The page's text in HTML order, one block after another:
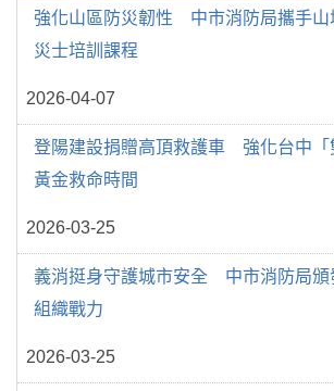
強化山區防災韌性 中市消防局攜手山
災士培訓課程
2026-04-07
登陽建設捐贈高頂救護車 強化台中「
黃金救命時間
2026-03-25
義消挺身守護城市安全 中市消防局頒
組織戰力
2026-03-25